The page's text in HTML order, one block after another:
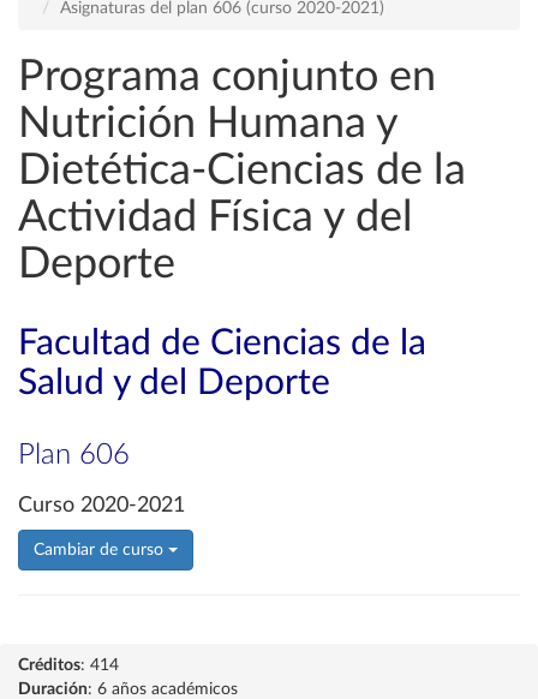
Asignaturas del plan 606 (curso 2020-2021)
Programa conjunto en
Nutrición Humana y
Dietética-Ciencias de la
Actividad Física y del
Deporte
Facultad de Ciencias de la
Salud y del Deporte
Plan 606
Curso 2020-2021
Cambiar de curso
Créditos: 414
Duración: 6 años académicos